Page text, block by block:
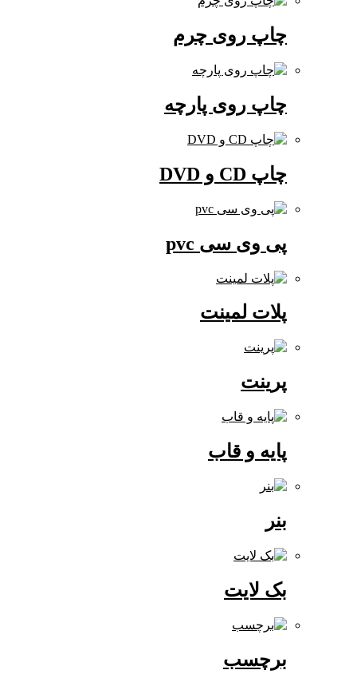
چاپ روی چرم
چاپ روی پارچه
پی وی سی pvc
پلات لمینت
پایه و قاب